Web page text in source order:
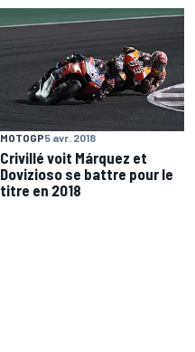
MOTOGP5 avr. 2018
Crivillé voit Márquez et
Dovizioso se battre pour le
titre en 2018